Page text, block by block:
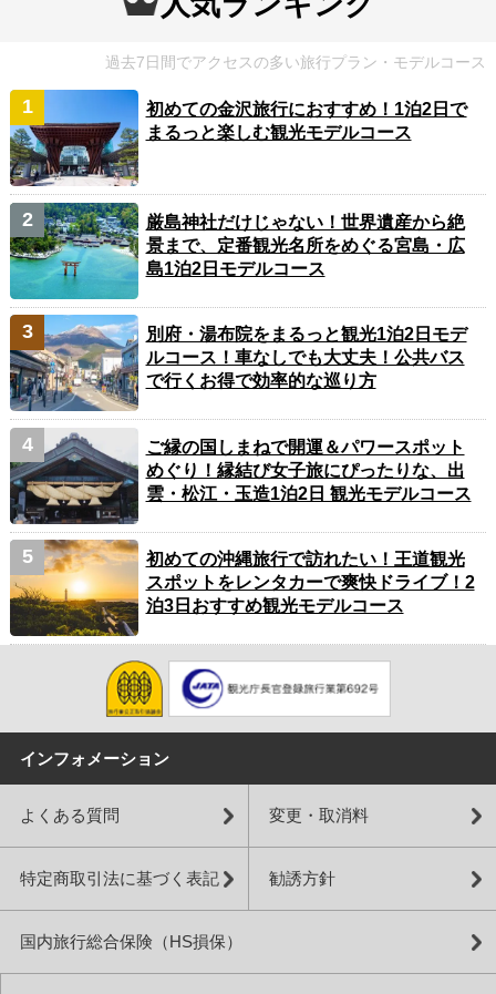
過去7日間でアクセスの多い旅行プラン・モデルコース
初めての金沢旅行におすすめ！1泊2日で
まるっと楽しむ観光モデルコース
厳島神社だけじゃない！世界遺産から絶
景まで、定番観光名所をめぐる宮島・広
島1泊2日モデルコース
別府・湯布院をまるっと観光1泊2日モデ
ルコース！車なしでも大丈夫！公共バス
で行くお得で効率的な巡り方
ご縁の国しまねで開運＆パワースポット
めぐり！縁結び女子旅にぴったりな、出
雲・松江・玉造1泊2日 観光モデルコース
初めての沖縄旅行で訪れたい！王道観光
スポットをレンタカーで爽快ドライブ！2
泊3日おすすめ観光モデルコース
インフォメーション
よくある質問 変更・取消料
特定商取引法に基づく表記 勧誘方針
国内旅行総合保険（HS損保）